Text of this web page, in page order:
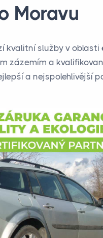
Moravu
kvalitní služby v oblasti
zázemím a
a nejspolehlivější